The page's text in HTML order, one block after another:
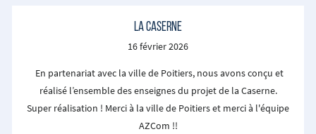
LA CASERNE
16 février 2026
En partenariat avec la ville de Poitiers, nous avons conçu et
réalisé l’ensemble des enseignes du projet de la Caserne.
Super réalisation ! Merci à la ville de Poitiers et merci à l'équipe
AZCom !!